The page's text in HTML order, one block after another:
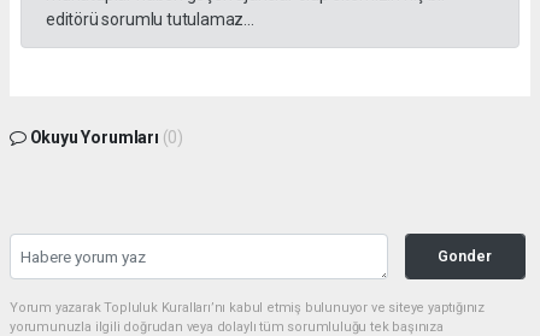
editörü sorumlu tutulamaz...
Okuyu Yorumları (0)
Gonder
Yorum yazarak Topluluk Kuralları’nı kabul etmiş bulunuyor ve siteye yaptığınız
yorumunuzla ilgili doğrudan veya dolaylı tüm sorumluluğu tek başınıza